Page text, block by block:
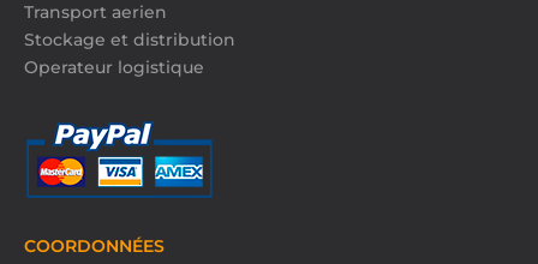
Transport aerien
Stockage et distribution
Operateur logistique
COORDONNÉES